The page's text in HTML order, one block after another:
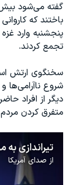
گفته می‌شود
پنجشنبه وارد
تجمع کردند.
سخنگوی ارتش
شروع ناآرامی‌ها
دیگر از افراد
متفرق کردن
از صدای آمریکا